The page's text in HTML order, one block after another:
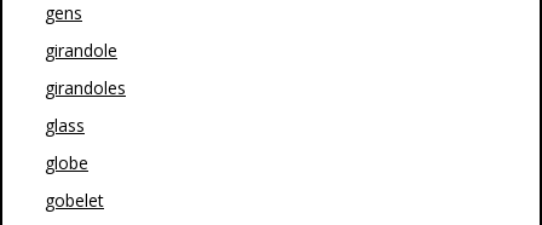
gens
girandole
girandoles
glass
globe
gobelet